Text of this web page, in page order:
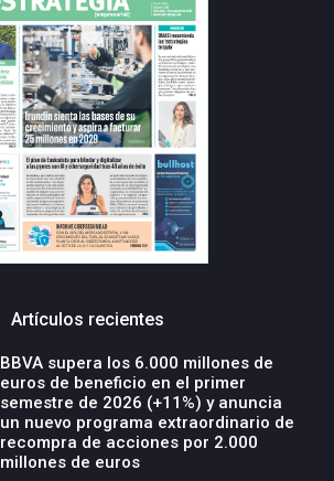
Artículos recientes
BBVA supera los 6.000 millones de
euros de beneficio en el primer
semestre de 2026 (+11%) y anuncia
un nuevo programa extraordinario de
recompra de acciones por 2.000
millones de euros